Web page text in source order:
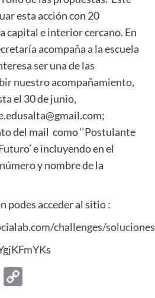
esta acción con 20
capital e interior cercano. En
acompaña a la escuela
ser una de las
nuestro acompañamiento,
el 30 de junio,
;
del mail como ‘‘Postulante
e incluyendo en el
y nombre de la
podes acceder al sitio :
challenges/
Copy